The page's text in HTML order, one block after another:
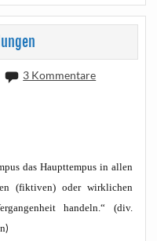
3 Kommentare
das Haupt­tem­pus in allen
(fik­ti­ven) oder wirk­li­chen
han­deln.“ (div.
)